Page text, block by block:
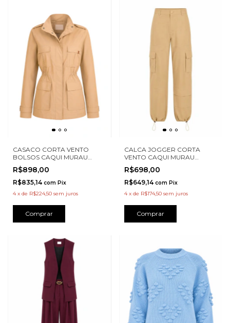
CASACO CORTA VENTO
BOLSOS CAQUI MURAU
M4727020
R$898,00
R$835,14 com Pix
4 x de R$224,50 sem juros
Comprar
CALCA JOGGER CORTA
VENTO CAQUI MURAU
M4715037
R$698,00
R$649,14 com Pix
4 x de R$174,50 sem juros
Comprar